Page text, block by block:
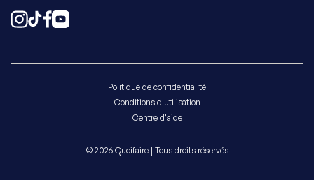
Politique de confidentialité
Conditions d'utilisation
Centre d'aide
© 2026 Quoifaire | Tous droits réservés